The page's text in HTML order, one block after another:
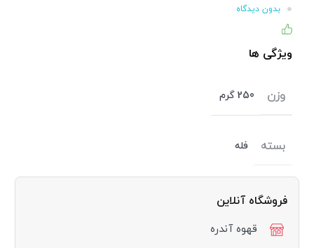
بدون دیدگاه
ویژگی ها
وزن 250 گرم
بسته فله
فروشگاه آنلاین
قهوه آندره